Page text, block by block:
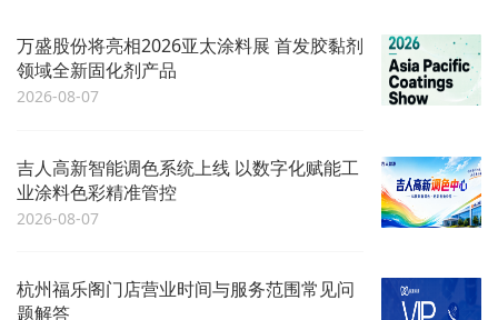
万盛股份将亮相2026亚太涂料展 首发胶黏剂
领域全新固化剂产品
2026-08-07
吉人高新智能调色系统上线 以数字化赋能工
业涂料色彩精准管控
2026-08-07
杭州福乐阁门店营业时间与服务范围常见问
题解答